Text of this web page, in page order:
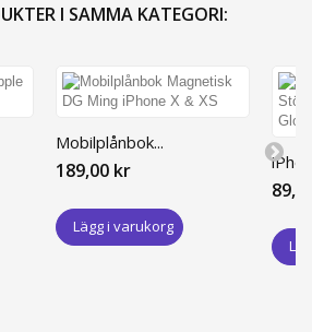
I SAMMA KATEGORI:
Mobilplånbok...
189,00 kr
Lägg i varukorg